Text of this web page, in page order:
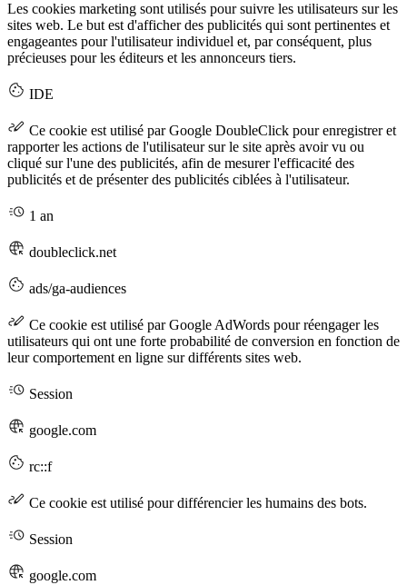
Les cookies marketing sont utilisés pour suivre les utilisateurs sur les
sites web. Le but est d'afficher des publicités qui sont pertinentes et
engageantes pour l'utilisateur individuel et, par conséquent, plus
précieuses pour les éditeurs et les annonceurs tiers.
IDE
Ce cookie est utilisé par Google DoubleClick pour enregistrer et
rapporter les actions de l'utilisateur sur le site après avoir vu ou
cliqué sur l'une des publicités, afin de mesurer l'efficacité des
publicités et de présenter des publicités ciblées à l'utilisateur.
1 an
doubleclick.net
ads/ga-audiences
Ce cookie est utilisé par Google AdWords pour réengager les
utilisateurs qui ont une forte probabilité de conversion en fonction de
leur comportement en ligne sur différents sites web.
Session
google.com
rc::f
Ce cookie est utilisé pour différencier les humains des bots.
Session
google.com